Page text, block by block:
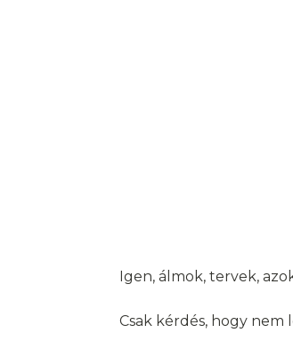
Igen, álmok, tervek,
Csak kérdés, hogy nem